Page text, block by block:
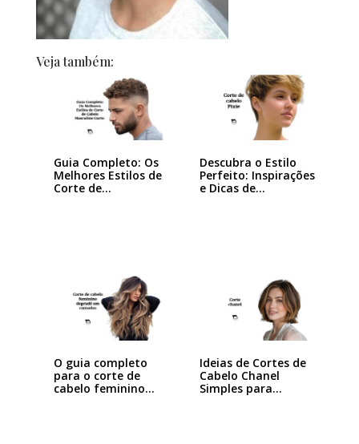
Veja também:
Guia Completo: Os
Melhores Estilos de
Corte de…
Descubra o Estilo
Perfeito: Inspirações
e Dicas de…
O guia completo
para o corte de
cabelo feminino…
Ideias de Cortes de
Cabelo Chanel
Simples para…